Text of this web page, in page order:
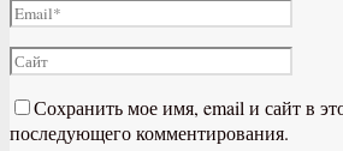
Сохранить мое имя, email и сайт в
последующего комментирования.